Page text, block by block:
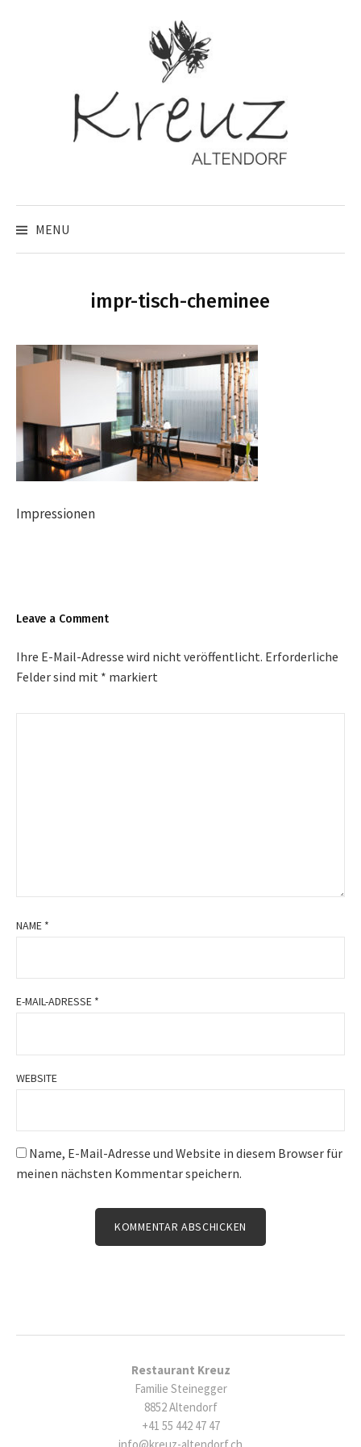
MENU
impr-tisch-cheminee
Impressionen
Leave a Comment
Ihre E-Mail-Adresse wird nicht veröffentlicht. Erforderliche
Felder sind mit * markiert
NAME *
E-MAIL-ADRESSE *
WEBSITE
Name, E-Mail-Adresse und Website in diesem Browser für
meinen nächsten Kommentar speichern.
Restaurant Kreuz
Familie Steinegger
8852 Altendorf
+41 55 442 47 47